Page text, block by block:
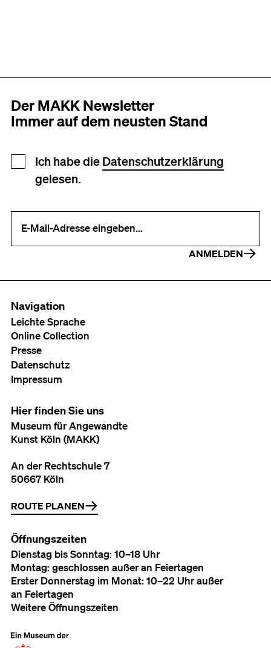
Der MAKK Newsletter
Immer auf dem neusten Stand
Newsletter Anmeldung
Ich habe die Datenschutzerklärung
gelesen.
ANMELDEN
Navigation
Leichte Sprache
Online Collection
Presse
Datenschutz
Impressum
Hier finden Sie uns
Museum für Angewandte
Kunst Köln (MAKK)
An der Rechtschule 7
50667 Köln
ROUTE PLANEN
Öffnungszeiten
Dienstag bis Sonntag: 10–18 Uhr
Montag: geschlossen außer an Feiertagen
Erster Donnerstag im Monat: 10–22 Uhr außer
an Feiertagen
Weitere Öffnungszeiten